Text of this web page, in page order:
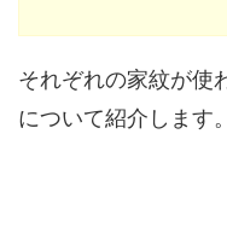
それぞれの家紋が使
について紹介します。